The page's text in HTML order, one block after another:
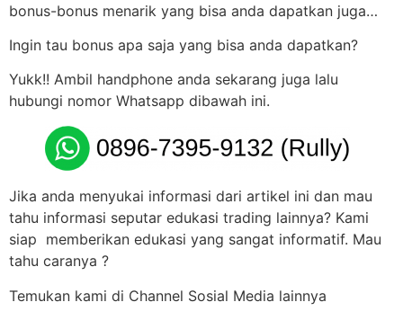
bonus-bonus menarik yang bisa anda dapatkan juga…
Ingin tau bonus apa saja yang bisa anda dapatkan?
Yukk!! Ambil handphone anda sekarang juga lalu
hubungi nomor Whatsapp dibawah ini.
Jika anda menyukai informasi dari artikel ini dan mau
tahu informasi seputar edukasi trading lainnya? Kami
siap memberikan edukasi yang sangat informatif. Mau
tahu caranya ?
Temukan kami di Channel Sosial Media lainnya